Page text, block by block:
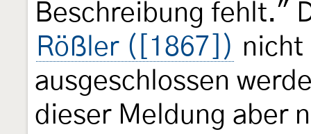
Beschreibung fehlt."
Rößler ([1867]) nicht
ausgeschlossen
dieser Meldung aber